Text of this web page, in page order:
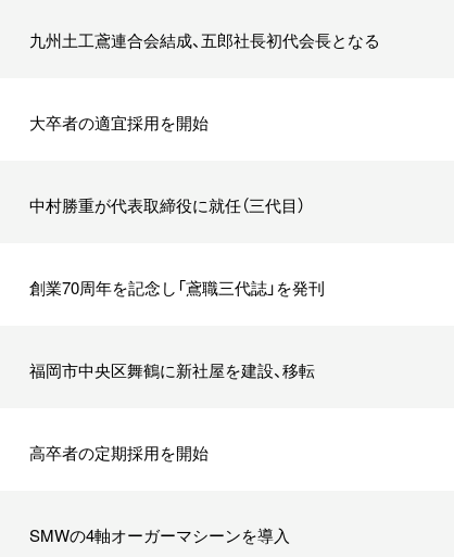
九州土工鳶連合会結成、五郎社長初代会長となる
大卒者の適宜採用を開始
中村勝重が代表取締役に就任（三代目）
創業70周年を記念し「鳶職三代誌」を発刊
福岡市中央区舞鶴に新社屋を建設、移転
高卒者の定期採用を開始
SMWの4軸オーガーマシーンを導入